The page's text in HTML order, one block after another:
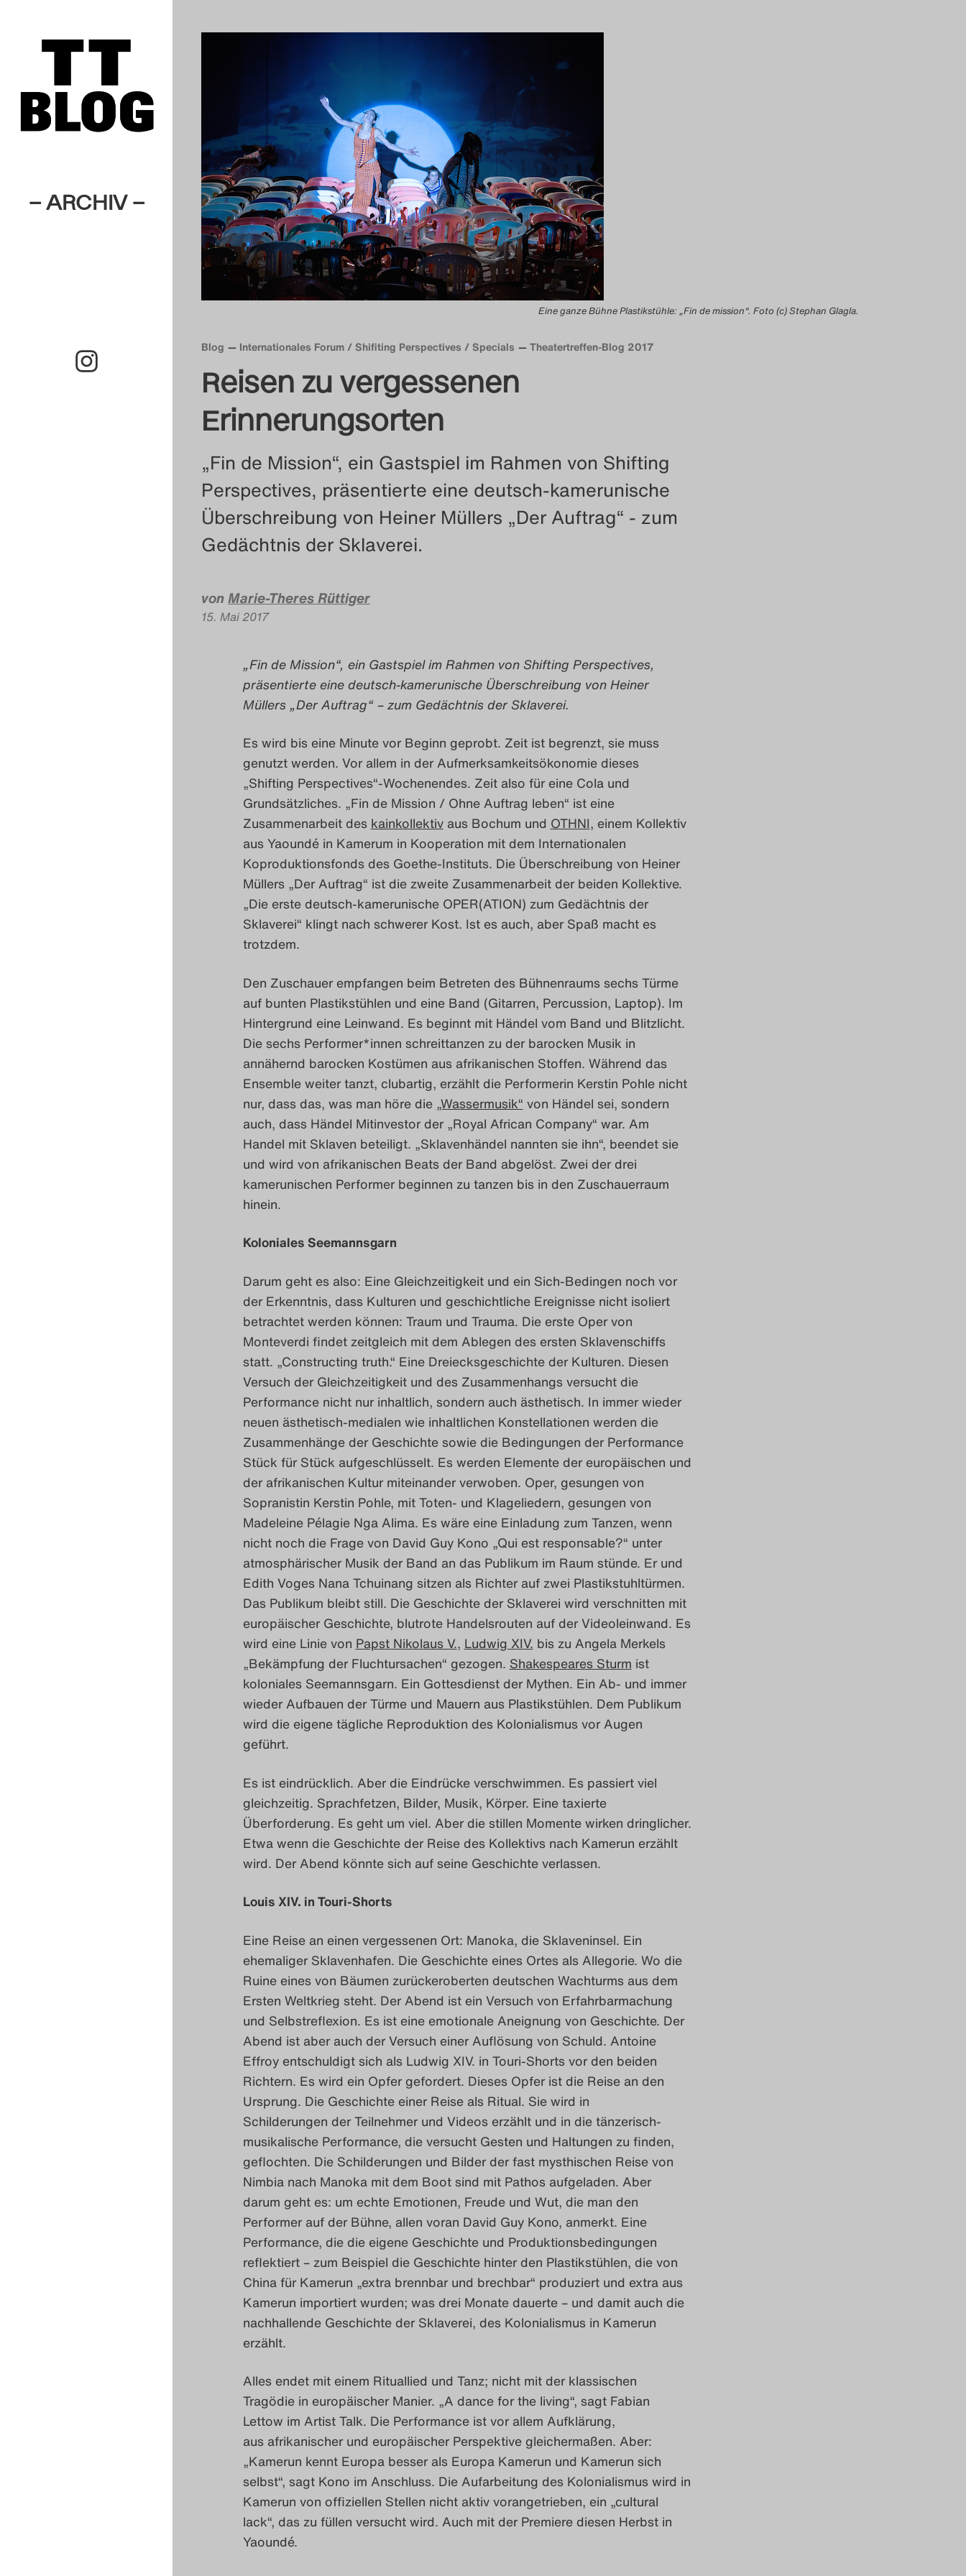
– ARCHIV –
Eine ganze Bühne Plastikstühle: „Fin de mission“. Foto (c) Stephan Glagla.
Blog Internationales Forum / Shifiting Perspectives / Specials Theatertreffen-Blog 2017
Reisen zu vergessenen
Erinnerungsorten
„Fin de Mission“, ein Gastspiel im Rahmen von Shifting
Perspectives, präsentierte eine deutsch-kamerunische
Überschreibung von Heiner Müllers „Der Auftrag“ - zum
Gedächtnis der Sklaverei.
vonMarie-Theres Rüttiger
15. Mai 2017
„Fin de Mission“, ein Gastspiel im Rahmen von Shifting Perspectives,
präsentierte eine deutsch-kamerunische Überschreibung von Heiner
Müllers „Der Auftrag“ – zum Gedächtnis der Sklaverei.
Es wird bis eine Minute vor Beginn geprobt. Zeit ist begrenzt, sie muss
genutzt werden. Vor allem in der Aufmerksamkeitsökonomie dieses
„Shifting Perspectives“-Wochenendes. Zeit also für eine Cola und
Grundsätzliches. „Fin de Mission / Ohne Auftrag leben“ ist eine
Zusammenarbeit des kainkollektivaus Bochum und OTHNI, einem Kollektiv
aus Yaoundé in Kamerum in Kooperation mit dem Internationalen
Koproduktionsfonds des Goethe-Instituts. Die Überschreibung von Heiner
Müllers „Der Auftrag“ ist die zweite Zusammenarbeit der beiden Kollektive.
„Die erste deutsch-kamerunische OPER(ATION) zum Gedächtnis der
Sklaverei“ klingt nach schwerer Kost. Ist es auch, aber Spaß macht es
trotzdem.
Den Zuschauer empfangen beim Betreten des Bühnenraums sechs Türme
auf bunten Plastikstühlen und eine Band (Gitarren, Percussion, Laptop). Im
Hintergrund eine Leinwand. Es beginnt mit Händel vom Band und Blitzlicht.
Die sechs Performer*innen schreittanzen zu der barocken Musik in
annähernd barocken Kostümen aus afrikanischen Stoffen. Während das
Ensemble weiter tanzt, clubartig, erzählt die Performerin Kerstin Pohle nicht
nur, dass das, was man höre die „Wassermusik“ von Händel sei, sondern
auch, dass Händel Mitinvestor der „Royal African Company“ war. Am
Handel mit Sklaven beteiligt. „Sklavenhändel nannten sie ihn“, beendet sie
und wird von afrikanischen Beats der Band abgelöst. Zwei der drei
kamerunischen Performer beginnen zu tanzen bis in den Zuschauerraum
hinein.
Koloniales Seemannsgarn
Darum geht es also: Eine Gleichzeitigkeit und ein Sich-Bedingen noch vor
der Erkenntnis, dass Kulturen und geschichtliche Ereignisse nicht isoliert
betrachtet werden können: Traum und Trauma. Die erste Oper von
Monteverdi findet zeitgleich mit dem Ablegen des ersten Sklavenschiffs
statt. „Constructing truth.“ Eine Dreiecksgeschichte der Kulturen. Diesen
Versuch der Gleichzeitigkeit und des Zusammenhangs versucht die
Performance nicht nur inhaltlich, sondern auch ästhetisch. In immer wieder
neuen ästhetisch-medialen wie inhaltlichen Konstellationen werden die
Zusammenhänge der Geschichte sowie die Bedingungen der Performance
Stück für Stück aufgeschlüsselt. Es werden Elemente der europäischen und
der afrikanischen Kultur miteinander verwoben. Oper, gesungen von
Sopranistin Kerstin Pohle, mit Toten- und Klageliedern, gesungen von
Madeleine Pélagie Nga Alima. Es wäre eine Einladung zum Tanzen, wenn
nicht noch die Frage von David Guy Kono „Qui est responsable?“ unter
atmosphärischer Musik der Band an das Publikum im Raum stünde. Er und
Edith Voges Nana Tchuinang sitzen als Richter auf zwei Plastikstuhltürmen.
Das Publikum bleibt still. Die Geschichte der Sklaverei wird verschnitten mit
europäischer Geschichte, blutrote Handelsrouten auf der Videoleinwand. Es
wird eine Linie von Papst Nikolaus V., Ludwig XIV. bis zu Angela Merkels
„Bekämpfung der Fluchtursachen“ gezogen. Shakespeares Sturm ist
koloniales Seemannsgarn. Ein Gottesdienst der Mythen. Ein Ab- und immer
wieder Aufbauen der Türme und Mauern aus Plastikstühlen. Dem Publikum
wird die eigene tägliche Reproduktion des Kolonialismus vor Augen
geführt.
Es ist eindrücklich. Aber die Eindrücke verschwimmen. Es passiert viel
gleichzeitig. Sprachfetzen, Bilder, Musik, Körper. Eine taxierte
Überforderung. Es geht um viel. Aber die stillen Momente wirken dringlicher.
Etwa wenn die Geschichte der Reise des Kollektivs nach Kamerun erzählt
wird. Der Abend könnte sich auf seine Geschichte verlassen.
Louis XIV. in Touri-Shorts
Eine Reise an einen vergessenen Ort: Manoka, die Sklaveninsel. Ein
ehemaliger Sklavenhafen. Die Geschichte eines Ortes als Allegorie. Wo die
Ruine eines von Bäumen zurückeroberten deutschen Wachturms aus dem
Ersten Weltkrieg steht. Der Abend ist ein Versuch von Erfahrbarmachung
und Selbstreflexion. Es ist eine emotionale Aneignung von Geschichte. Der
Abend ist aber auch der Versuch einer Auflösung von Schuld. Antoine
Effroy entschuldigt sich als Ludwig XIV. in Touri-Shorts vor den beiden
Richtern. Es wird ein Opfer gefordert. Dieses Opfer ist die Reise an den
Ursprung. Die Geschichte einer Reise als Ritual. Sie wird in
Schilderungen der Teilnehmer und Videos erzählt und in die tänzerisch-
musikalische Performance, die versucht Gesten und Haltungen zu finden,
geflochten. Die Schilderungen und Bilder der fast mysthischen Reise von
Nimbia nach Manoka mit dem Boot sind mit Pathos aufgeladen. Aber
darum geht es: um echte Emotionen, Freude und Wut, die man den
Performer auf der Bühne, allen voran David Guy Kono, anmerkt. Eine
Performance, die die eigene Geschichte und Produktionsbedingungen
reflektiert – zum Beispiel die Geschichte hinter den Plastikstühlen, die von
China für Kamerun „extra brennbar und brechbar“ produziert und extra aus
Kamerun importiert wurden; was drei Monate dauerte – und damit auch die
nachhallende Geschichte der Sklaverei, des Kolonialismus in Kamerun
erzählt.
Alles endet mit einem Rituallied und Tanz; nicht mit der klassischen
Tragödie in europäischer Manier. „A dance for the living“, sagt Fabian
Lettow im Artist Talk. Die Performance ist vor allem Aufklärung,
aus afrikanischer und europäischer Perspektive gleichermaßen. Aber:
„Kamerun kennt Europa besser als Europa Kamerun und Kamerun sich
selbst“, sagt Kono im Anschluss. Die Aufarbeitung des Kolonialismus wird in
Kamerun von offiziellen Stellen nicht aktiv vorangetrieben, ein „cultural
lack“, das zu füllen versucht wird. Auch mit der Premiere diesen Herbst in
Yaoundé.